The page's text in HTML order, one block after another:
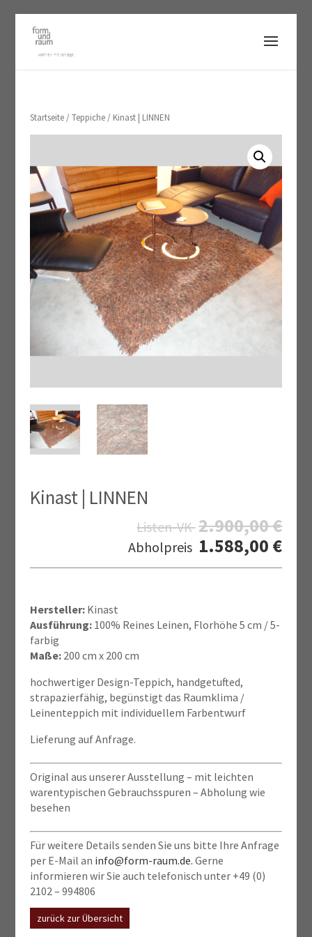
Startseite/Teppiche/ Kinast | LINNEN
Kinast | LINNEN
Listen-VK 2.900,00€
Abholpreis 1.588,00 €
Hersteller:Kinast
Ausführung: 100% Reines Leinen, Florhöhe 5 cm / 5-
farbig
Maße: 200 cm x 200 cm
hochwertiger Design-Teppich, handgetufted,
strapazierfähig, begünstigt das Raumklima /
Leinenteppich mit individuellem Farbentwurf
Lieferung auf Anfrage.
Original aus unserer Ausstellung – mit leichten
warentypischen Gebrauchsspuren – Abholung wie
besehen
Für weitere Details senden Sie uns bitte Ihre Anfrage
per E-Mail an info@form-raum.de. Gerne
informieren wir Sie auch telefonisch unter +49 (0)
2102 – 994806
zurück zur Übersicht